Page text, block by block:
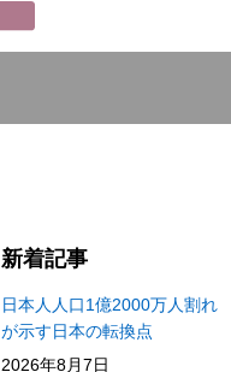
新着記事
日本人人口1億2000万人割れ
が示す日本の転換点
2026年8月7日